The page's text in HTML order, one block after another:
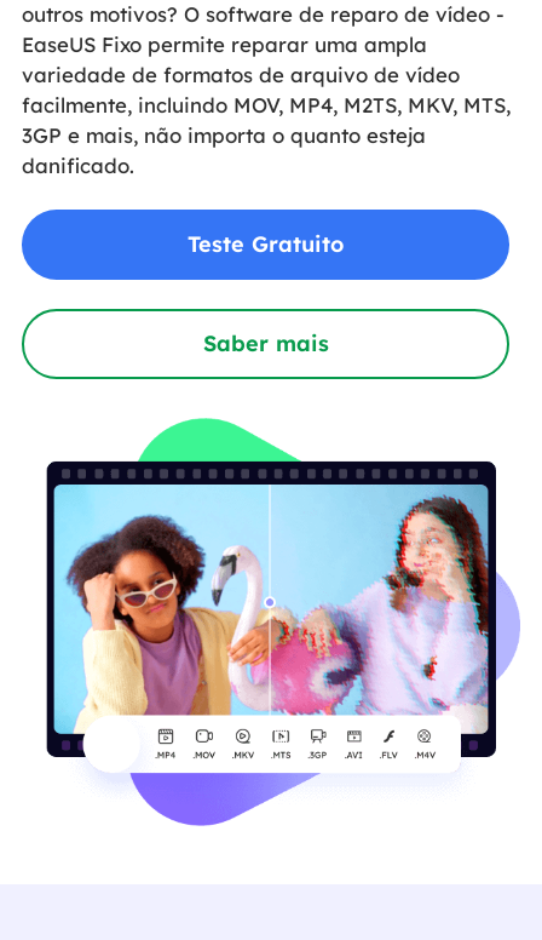
outros motivos? O software de reparo de vídeo -
EaseUS Fixo permite reparar uma ampla
variedade de formatos de arquivo de vídeo
facilmente, incluindo MOV, MP4, M2TS, MKV, MTS,
3GP e mais, não importa o quanto esteja
danificado.
Teste Gratuito
Saber mais